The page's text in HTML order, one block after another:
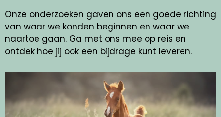
Onze onderzoeken gaven ons een goede richting
van waar we konden beginnen en waar we
naartoe gaan. Ga met ons mee op reis en
ontdek hoe jij ook een bijdrage kunt leveren.